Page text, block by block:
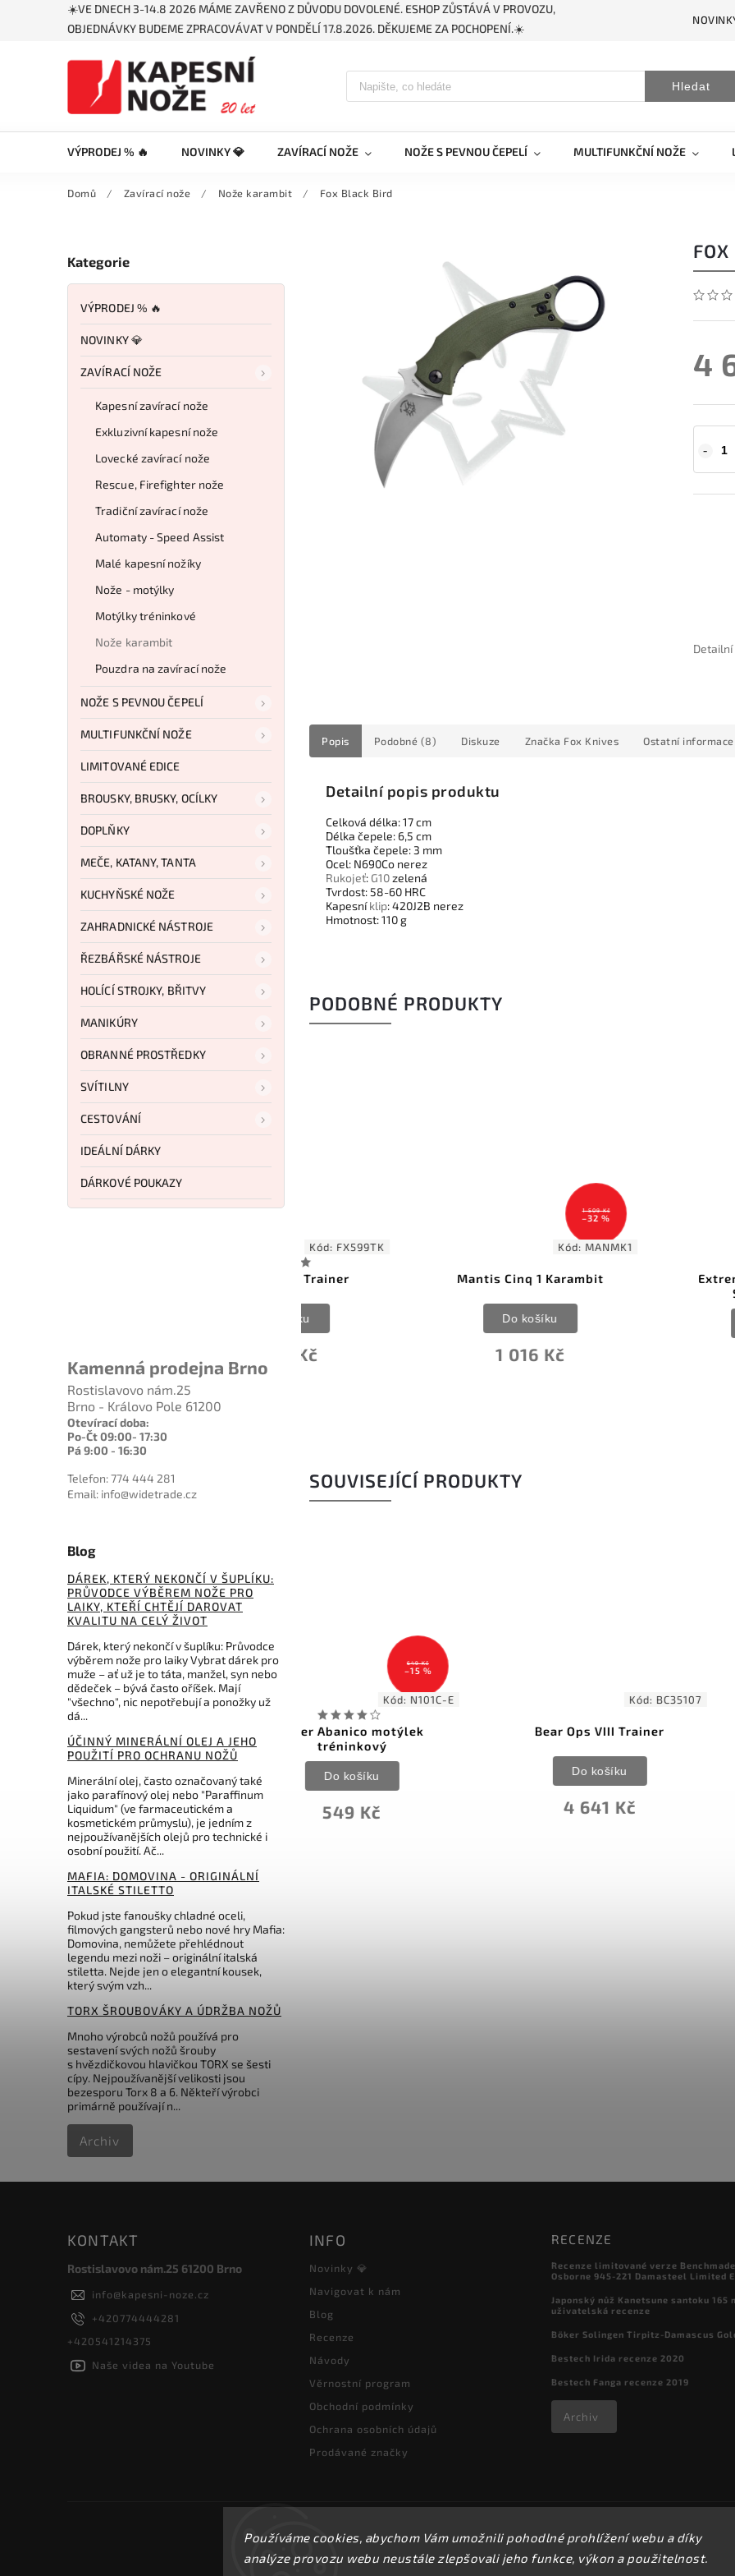
Používáme cookies, abychom Vám umožnili pohodlné prohlížení webu a díky
analýze provozu webu neustále zlepšovali jeho funkce, výkon a použitelnost.
☀️VE DNECH 3-14.8 2026 MÁME ZAVŘENO Z DŮVODU DOVOLENÉ. ESHOP ZŮSTÁVÁ V PROVOZU,
OBJEDNÁVKY BUDEME ZPRACOVÁVAT V PONDĚLÍ 17.8.2026. DĚKUJEME ZA POCHOPENÍ.☀️
Hledat
VÝPRODEJ % 🔥 NOVINKY 💎 ZAVÍRACÍ NOŽE NOŽE S PEVNOU ČEPELÍ MULTIFUNKČNÍ NOŽE
Domů / Zavírací nože / Nože karambit / Fox Black Bird
Kategorie
VÝPRODEJ % 🔥
NOVINKY 💎
ZAVÍRACÍ NOŽE
Kapesní zavírací nože
Exkluzivní kapesní nože
Lovecké zavírací nože
Rescue, Firefighter nože
Tradiční zavírací nože
Automaty - Speed Assist
Malé kapesní nožíky
Nože - motýlky
Motýlky tréninkové
Nože karambit
Pouzdra na zavírací nože
NOŽE S PEVNOU ČEPELÍ
MULTIFUNKČNÍ NOŽE
LIMITOVANÉ EDICE
BROUSKY, BRUSKY, OCÍLKY
DOPLŇKY
MEČE, KATANY, TANTA
KUCHYŇSKÉ NOŽE
ZAHRADNICKÉ NÁSTROJE
ŘEZBÁŘSKÉ NÁSTROJE
HOLÍCÍ STROJKY, BŘITVY
MANIKÚRY
OBRANNÉ PROSTŘEDKY
SVÍTILNY
CESTOVÁNÍ
IDEÁLNÍ DÁRKY
DÁRKOVÉ POUKAZY
Kamenná prodejna Brno
Rostislavovo nám.25
Brno - Královo Pole 61200
Otevírací doba:
Po-Čt 09:00- 17:30
Pá 9:00 - 16:30
Telefon: 774 444 281
Email: info@widetrade.cz
Blog
DÁREK, KTERÝ NEKONČÍ V ŠUPLÍKU:
PRŮVODCE VÝBĚREM NOŽE PRO
LAIKY, KTEŘÍ CHTĚJÍ DAROVAT
KVALITU NA CELÝ ŽIVOT
Dárek, který nekončí v šuplíku: Průvodce
výběrem nože pro laiky Vybrat dárek pro
muže – ať už je to táta, manžel, syn nebo
dědeček – bývá často oříšek. Mají
"všechno", nic nepotřebují a ponožky už
dá...
ÚČINNÝ MINERÁLNÍ OLEJ A JEHO
POUŽITÍ PRO OCHRANU NOŽŮ
Minerální olej, často označovaný také
jako parafínový olej nebo "Paraffinum
Liquidum" (ve farmaceutickém a
kosmetickém průmyslu), je jedním z
nejpoužívanějších olejů pro technické i
osobní použití. Ač...
MAFIA: DOMOVINA - ORIGINÁLNÍ
ITALSKÉ STILETTO
Pokud jste fanoušky chladné oceli,
filmových gangsterů nebo nové hry Mafia:
Domovina, nemůžete přehlédnout
legendu mezi noži – originální italská
stiletta. Nejde jen o elegantní kousek,
který svým vzh...
TORX ŠROUBOVÁKY A ÚDRŽBA NOŽŮ
Mnoho výrobců nožů používá pro
sestavení svých nožů šrouby
s hvězdičkovou hlavičkou TORX se šesti
cípy. Nejpoužívanější velikosti jsou
bezesporu Torx 8 a 6. Někteří výrobci
primárně používají n...
Archiv
FOX
4
Popis Podobné (8) Diskuze Značka Fox Knives Ostatní informace
Detailní popis produktu
Celková délka: 17 cm
Délka čepele: 6,5 cm
Tloušťka čepele: 3 mm
Ocel: N690Co nerez
Rukojeť: G10zelená
Tvrdost: 58-60 HRC
Kapesníklip: 420J2B nerez
Hmotnost: 110 g
PODOBNÉ PRODUKTY
Mantis Cinq 1 Karambit
Extrema Ratio
SOUVISEJÍCÍ PRODUKTY
649 Kč
–15 %
Kód:N101C-E
tréninkový
549 Kč
Do košíku
Bear Ops VIII Trainer
JKR motýlek
KONTAKT
Rostislavovo nám.25 61200 Brno
info@kapesni-noze.cz
+420774444281
+420541214375
Naše videa na Youtube
INFO
Novinky 💎
Navigovat k nám
Blog
Recenze
Návody
Věrnostní program
Obchodní podmínky
Ochrana osobních údajů
Prodávané značky
RECENZE
Recenze limitované verze
Osborne 945-221 Damasteel Limited
Japonský nůž Kanetsune santoku 165
uživatelská recenze
Böker Solingen Tirpitz-Damascus
Bestech Irida recenze 2020
Bestech Fanga recenze 2019
Archiv
Copyright 2026kapesni-noze.cz . Všechna práva vyhrazena.
Upravit nastavení cookies